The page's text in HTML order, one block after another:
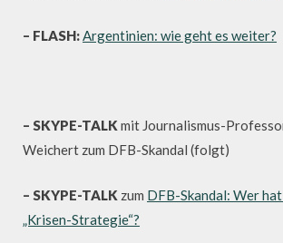
– FLASH:Argentinien: wie geht es weiter?
– SKYPE-TALK mit Journalismus-
Weichert zum DFB-Skandal (folgt)
– SKYPE-TALK zum DFB-Skandal: Wer
„Krisen-Strategie“?